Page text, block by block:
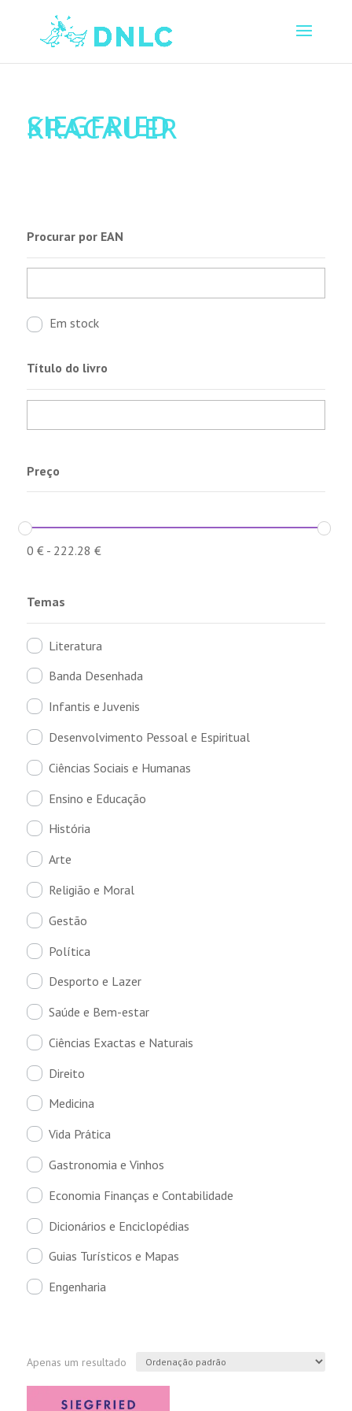
SIEGFRIED
KRACAUER
Procurar por EAN
Em stock
Título do livro
Preço
0 €- 222.28 €
Temas
Literatura
Banda Desenhada
Infantis e Juvenis
Desenvolvimento Pessoal e Espiritual
Ciências Sociais e Humanas
Ensino e Educação
História
Arte
Religião e Moral
Gestão
Política
Desporto e Lazer
Saúde e Bem-estar
Ciências Exactas e Naturais
Direito
Medicina
Vida Prática
Gastronomia e Vinhos
Economia Finanças e Contabilidade
Dicionários e Enciclopédias
Guias Turísticos e Mapas
Engenharia
Apenas um resultado